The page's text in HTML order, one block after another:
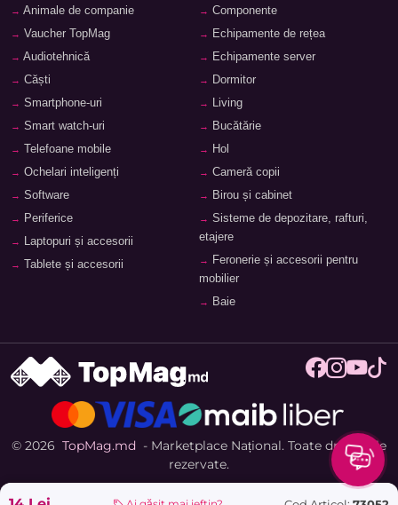
Animale de companie
Vaucher TopMag
Audiotehnică
Căști
Smartphone-uri
Smart watch-uri
Telefoane mobile
Ochelari inteligenți
Software
Periferice
Laptopuri și accesorii
Tablete și accesorii
Componente
Echipamente de rețea
Echipamente server
Dormitor
Living
Bucătărie
Hol
Cameră copii
Birou și cabinet
Sisteme de depozitare, rafturi,
etajere
Feronerie și accesorii pentru
mobilier
Baie
© 2026 TopMag.md - Marketplace Național. Toate drepturile
rezervate.